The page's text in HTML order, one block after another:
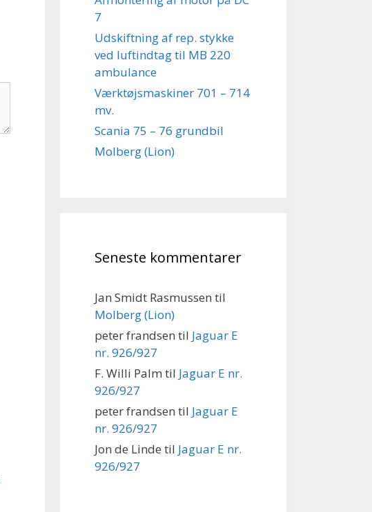
7
Udskiftning af rep. stykke
ved luftindtag til MB 220
ambulance
Værktøjsmaskiner 701 – 714
mv.
Scania 75 – 76 grundbil
Molberg (Lion)
Seneste kommentarer
Jan Smidt Rasmussen til
Molberg (Lion)
peter frandsen til Jaguar E
nr. 926/927
F. Willi Palm til Jaguar E nr.
926/927
peter frandsen til Jaguar E
nr. 926/927
Jon de Linde til Jaguar E nr.
926/927